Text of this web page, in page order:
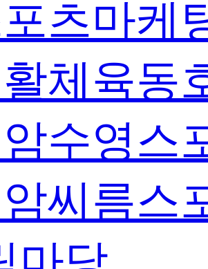
츠마케
체육동
수영스
씨름스